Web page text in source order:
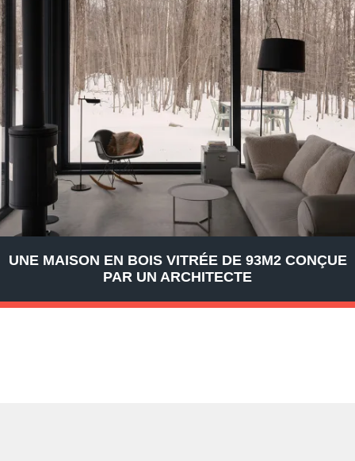
UNE MAISON EN BOIS VITRÉE DE 93M2 CONÇUE
PAR UN ARCHITECTE